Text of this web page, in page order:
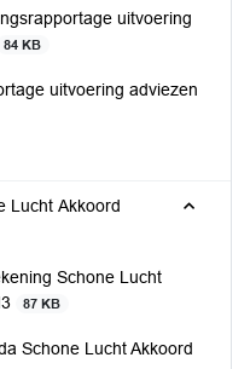
uitvoering
84 KB
uitvoering adviezen
Lucht Akkoord
Schone Lucht
87 KB
Schone Lucht Akkoord